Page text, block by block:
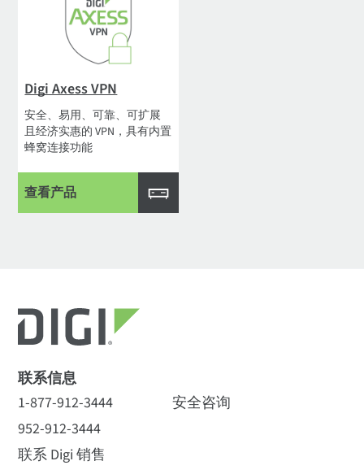
Digi Axess VPN
安全、易用、可靠、可扩展
且经济实惠的 VPN，具有内置
蜂窝连接功能
查看产品
联系信息
1-877-912-3444
952-912-3444
联系 Digi 销售
安全咨询